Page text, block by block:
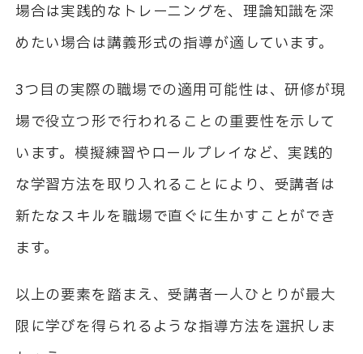
場合は実践的なトレーニングを、理論知識を深
めたい場合は講義形式の指導が適しています。
3つ目の実際の職場での適用可能性は、研修が現
場で役立つ形で行われることの重要性を示して
います。模擬練習やロールプレイなど、実践的
な学習方法を取り入れることにより、受講者は
新たなスキルを職場で直ぐに生かすことができ
ます。
以上の要素を踏まえ、受講者一人ひとりが最大
限に学びを得られるような指導方法を選択しま